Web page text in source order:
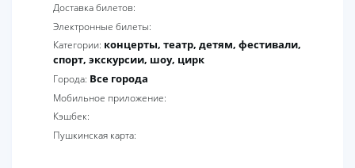
Доставка билетов:
Электронные билеты:
Категории: концерты, театр, детям, фестивали,
спорт, экскурсии, шоу, цирк
Города: Все города
Мобильное приложение:
Кэшбек:
Пушкинская карта: